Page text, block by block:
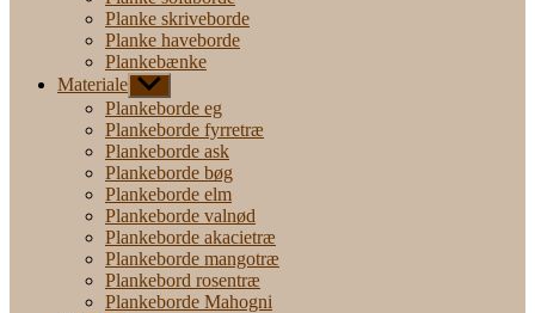
Planke skriveborde
Planke haveborde
Plankebænke
Materiale Vis
undermenu
Plankeborde eg
Plankeborde fyrretræ
Plankeborde ask
Plankeborde bøg
Plankeborde elm
Plankeborde valnød
Plankeborde akacietræ
Plankeborde mangotræ
Plankebord rosentræ
Plankeborde Mahogni